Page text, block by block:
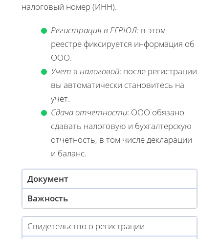
налоговый номер (ИНН).
Регистрация в ЕГРЮЛ: в этом
реестре фиксируется информация об
ООО.
Учет в налоговой: после регистрации
вы автоматически становитесь на
учет.
Сдача отчетности: ООО обязано
сдавать налоговую и бухгалтерскую
отчетность, в том числе декларации
и баланс.
Документ
Важность
Свидетельство о регистрации